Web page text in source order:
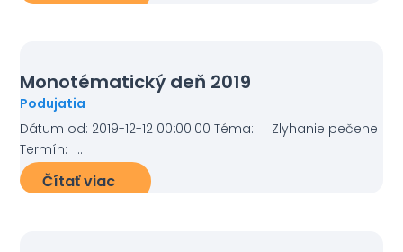
Monotématický deň 2019
Podujatia
Dátum od: 2019-12-12 00:00:00 Téma: Zlyhanie pečene
Termín: ...
Čítať viac